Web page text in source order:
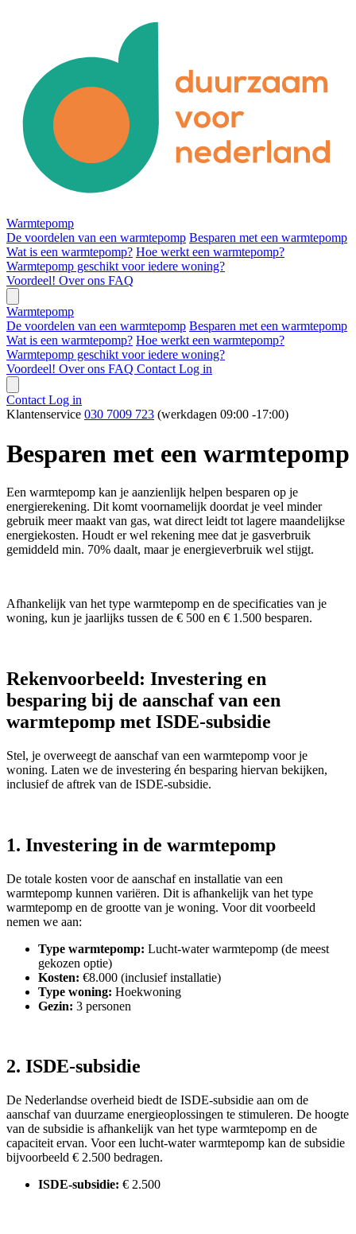
Warmtepomp
De voordelen van een warmtepomp Besparen met een warmtepomp
Wat is een warmtepomp? Hoe werkt een warmtepomp?
Warmtepomp geschikt voor iedere woning?
Voordeel! Over ons FAQ
Warmtepomp
De voordelen van een warmtepomp Besparen met een warmtepomp
Wat is een warmtepomp? Hoe werkt een warmtepomp?
Warmtepomp geschikt voor iedere woning?
Voordeel! Over ons FAQ Contact Log in
Contact Log in
Klantenservice 030 7009 723 (werkdagen 09:00 -17:00)
Besparen met een warmtepomp
Een warmtepomp kan je aanzienlijk helpen besparen op je
energierekening. Dit komt voornamelijk doordat je veel minder
gebruik meer maakt van gas, wat direct leidt tot lagere maandelijkse
energiekosten. Houdt er wel rekening mee dat je gasverbruik
gemiddeld min. 70% daalt, maar je energieverbruik wel stijgt.
Afhankelijk van het type warmtepomp en de specificaties van je
woning, kun je jaarlijks tussen de € 500 en € 1.500 besparen.
Rekenvoorbeeld: Investering en
besparing bij de aanschaf van een
warmtepomp met ISDE-subsidie
Stel, je overweegt de aanschaf van een warmtepomp voor je
woning. Laten we de investering én besparing hiervan bekijken,
inclusief de aftrek van de ISDE-subsidie.
1. Investering in de warmtepomp
De totale kosten voor de aanschaf en installatie van een
warmtepomp kunnen variëren. Dit is afhankelijk van het type
warmtepomp en de grootte van je woning. Voor dit voorbeeld
nemen we aan:
Type warmtepomp: Lucht-water warmtepomp (de meest
gekozen optie)
Kosten: €8.000 (inclusief installatie)
Type woning: Hoekwoning
Gezin: 3 personen
2. ISDE-subsidie
De Nederlandse overheid biedt de ISDE-subsidie aan om de
aanschaf van duurzame energieoplossingen te stimuleren. De hoogte
van de subsidie is afhankelijk van het type warmtepomp en de
capaciteit ervan. Voor een lucht-water warmtepomp kan de subsidie
bijvoorbeeld € 2.500 bedragen.
ISDE-subsidie: € 2.500